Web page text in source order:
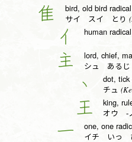
隹 bird, old bird
サイ スイ とり
亻 human
主 lord, chief,
シュ ある
丶 dot, tick
チュ
王 king,
オウ -
一 one, one
イチ いっ